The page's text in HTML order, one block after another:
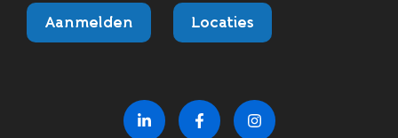
Aanmelden Locaties